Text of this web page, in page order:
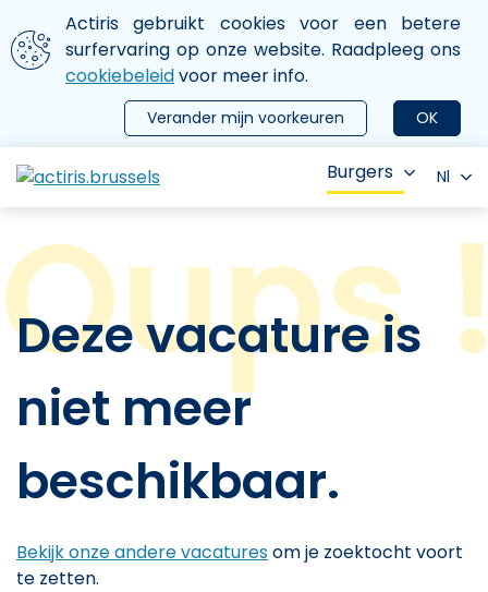
Aller au contenu principal
We gebruiken cookies
Actiris gebruikt cookies voor een betere
surfervaring op onze website. Raadpleeg ons
cookiebeleidvoor meer info.
OK
Verander mijn voorkeuren
le menu
Burgers Nl
Deze vacature is
niet meer
beschikbaar.
Bekijk onze andere vacaturesom je zoektocht voort
te zetten.